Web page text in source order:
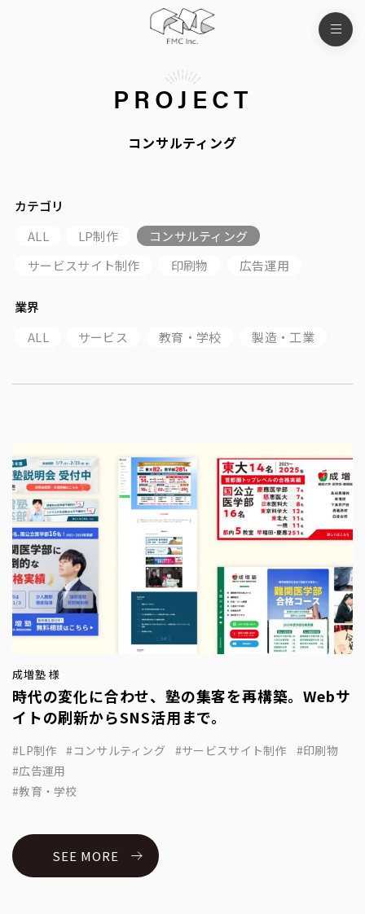
PROJECT
コンサルティング
カテゴリ
ALL
LP制作
コンサルティング
サービスサイト制作
印刷物 広告運用
業界
ALL
サービス 教育・学校 製造・工業
成増塾 様
時代の変化に合わせ、塾の集客を再構築。Webサ
イトの刷新からSNS活用まで。
LP制作 コンサルティング サービスサイト制作
印刷物
広告運用
教育・学校
SEE MORE